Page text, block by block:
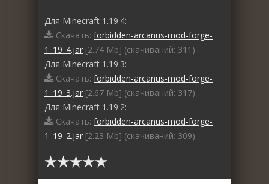
Для Minecraft 1.19.4:
Скачать: forbidden-arcanus-mod-forge-
1_19_4.jar [2.74 Mb] (cкачиваний: 311)
Для Minecraft 1.19.3:
Скачать: forbidden-arcanus-mod-forge-
1_19_3.jar [2.67 Mb] (cкачиваний: 317)
Для Minecraft 1.19.2:
Скачать: forbidden-arcanus-mod-forge-
1_19_2.jar [2.23 Mb] (cкачиваний: 309)